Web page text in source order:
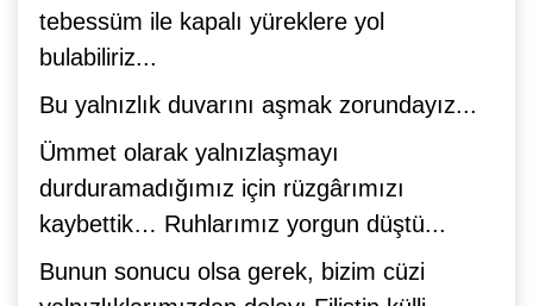
tebessüm ile kapalı yüreklere yol
bulabiliriz...
Bu yalnızlık duvarını aşmak zorundayız...
Ümmet olarak yalnızlaşmayı
durduramadığımız için rüzgârımızı
kaybettik… Ruhlarımız yorgun düştü...
Bunun sonucu olsa gerek, bizim cüzi